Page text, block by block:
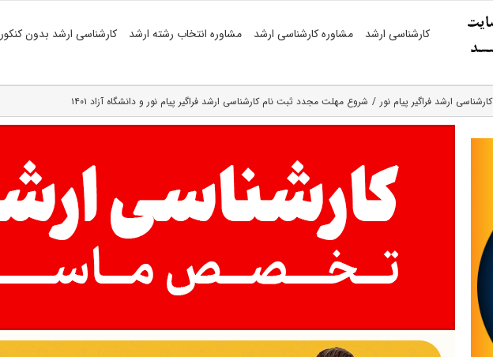
کارشناسی ارشد مشاوره کارشناسی ارشد مشاوره انتخاب رشته ارشد کارشناسی ارشد بدون کنکور
کارشناسی ارشد فراگیر پیام نور شروع مهلت مجدد ثبت نام کارشناسی ارشد فراگیر پیام نور و دانشگاه‌ آزاد ۱۴۰۱